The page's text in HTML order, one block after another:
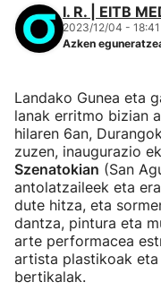
I. R. | EITB
2023/12/04 - 18:41
Azken
Landako Gunea eta
lanak erritmo bizian
hilaren 6an,
zuzen, inaugurazio
Szenatokian (San
antolatzaileek eta
dute hitza, eta
dantza, pintura eta
arte performacea
artista plastikoak
bertikalak.